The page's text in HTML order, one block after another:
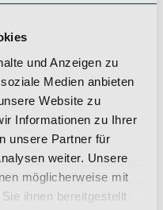
und Anzeigen zu
Medien anbieten
Website zu
Informationen zu Ihrer
unsere Partner für
weiter. Unsere
möglicherweise mit
ihnen bereitgestellt